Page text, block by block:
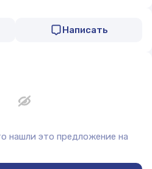
Написать
нашли это предложение на